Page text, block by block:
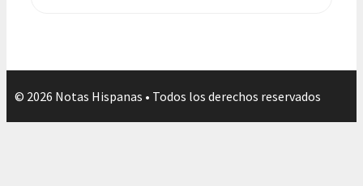
© 2026 Notas Hispanas • Todos los derechos reservados